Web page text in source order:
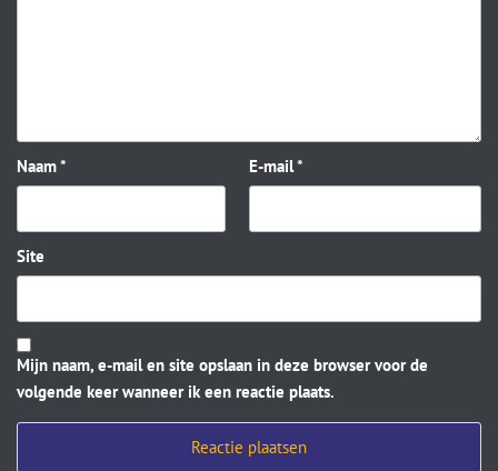
Naam* E-mail*
Site
Mijn naam, e-mail en site opslaan in deze browser voor de
volgende keer wanneer ik een reactie plaats.